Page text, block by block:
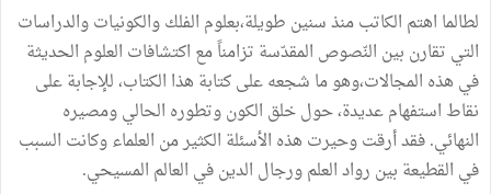
لطالما اهتم الكاتب منذ سنين طويلة،بعلوم الفلك والكونيات والدراسات
التي تقارن بين النّصوص المقدّسة تزامناً مع اكتشافات العلوم الحديثة
في هذه المجالات،وهو ما شجعه على كتابة هذا الكتاب، للإجابة على
نقاط استفهام عديدة، حول خلق الكون وتطوره الحالي ومصيره
النهائي. فقد أرقت وحيرت هذه الأسئلة الكثير من العلماء وكانت السبب
في القطيعة بين رواد العلم ورجال الدين في العالم المسيحي.